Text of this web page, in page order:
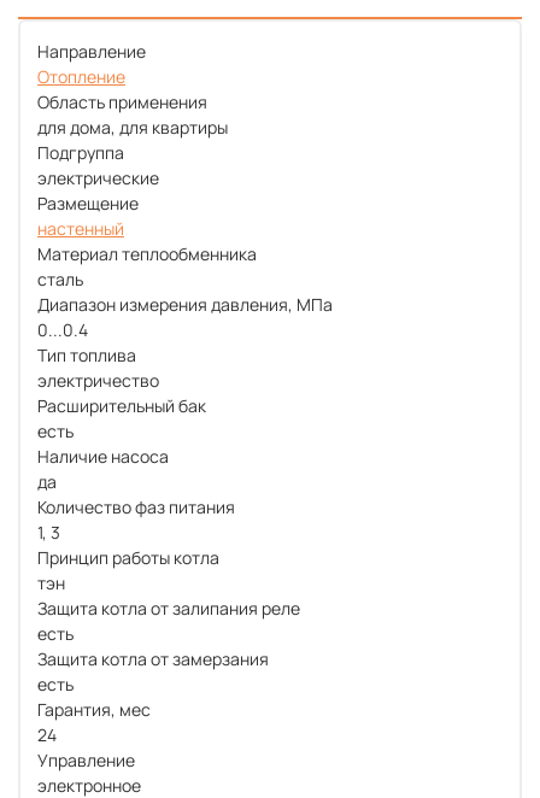
Направление
Отопление
Область применения
для дома, для квартиры
Подгруппа
электрические
Размещение
настенный
Материал теплообменника
сталь
Диапазон измерения давления, МПа
0...0.4
Тип топлива
электричество
Расширительный бак
есть
Наличие насоса
да
Количество фаз питания
1, 3
Принцип работы котла
тэн
Защита котла от залипания реле
есть
Защита котла от замерзания
есть
Гарантия, мес
24
Управление
электронное